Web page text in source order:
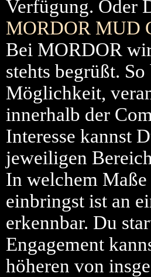
Verfügung. Oder
MORDOR MUD
Bei MORDOR
stehts begrüßt.
Möglichkeit,
innerhalb der
Interesse kannst
jeweiligen
In welchem
einbringst ist an
erkennbar. Du
Engagement
höheren von